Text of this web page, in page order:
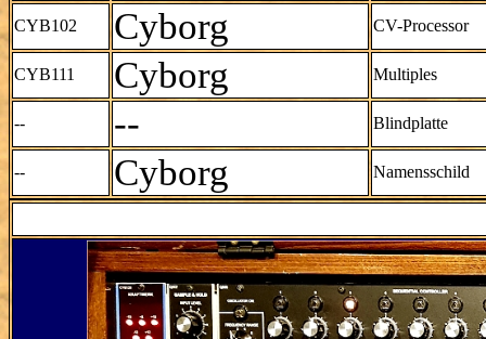
CYB102 Cyborg CV-Processor
CYB111 Cyborg Multiples
-- -- Blindplatte
-- Cyborg Namensschild